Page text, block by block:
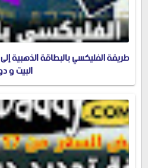
طريقة الفليكسي بالبطاقة الذهبية
البيت و